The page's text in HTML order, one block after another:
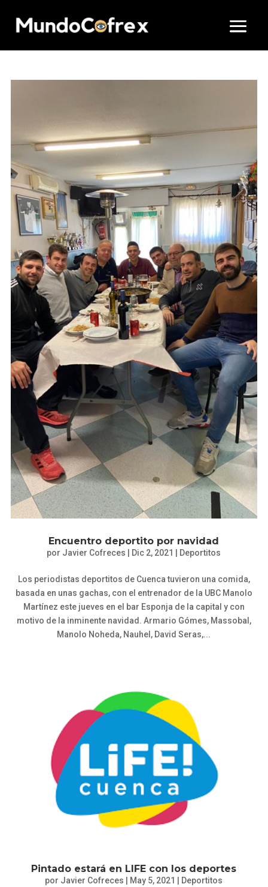
Encuentro deportito por navidad
por Javier Cofreces | Dic 2, 2021 | Deportitos
Los periodistas deportitos de Cuenca tuvieron una comida,
basada en unas gachas, con el entrenador de la UBC Manolo
Martínez este jueves en el bar Esponja de la capital y con
motivo de la inminente navidad. Armario Gómes, Massobal,
Manolo Noheda, Nauhel, David Seras,...
Pintado estará en LIFE con los deportes
por Javier Cofreces May 5, 2021 Deportitos